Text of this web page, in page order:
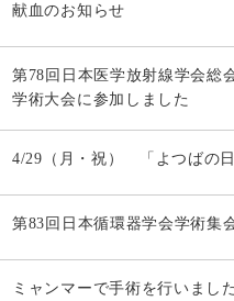
献血のお知らせ
第78回日本医学放射線学会総
学術大会に参加しました
4/29（月・祝） 「よつばの
第83回日本循環器学会学術集
ミャンマーで手術を行いました